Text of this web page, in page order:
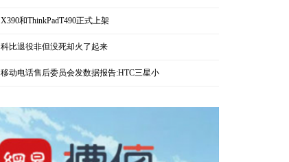
X390和ThinkPadT490正式上架
科比退役非但没死却火了起来
移动电话售后委员会发数据报告:HTC三星小